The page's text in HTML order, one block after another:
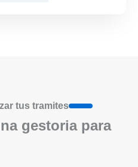
tus tramites
gestoria para